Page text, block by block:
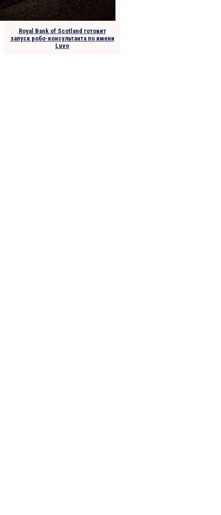
Royal Bank of Scotland готовит
запуск робо-консультанта по имени
Luvo